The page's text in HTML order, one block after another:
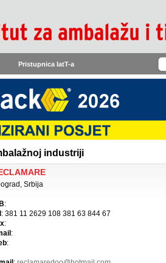
Pristupnica IatT-a
industriji
Srbija
:
: 381 11 2629 108 381 63 844 67
:
:
: